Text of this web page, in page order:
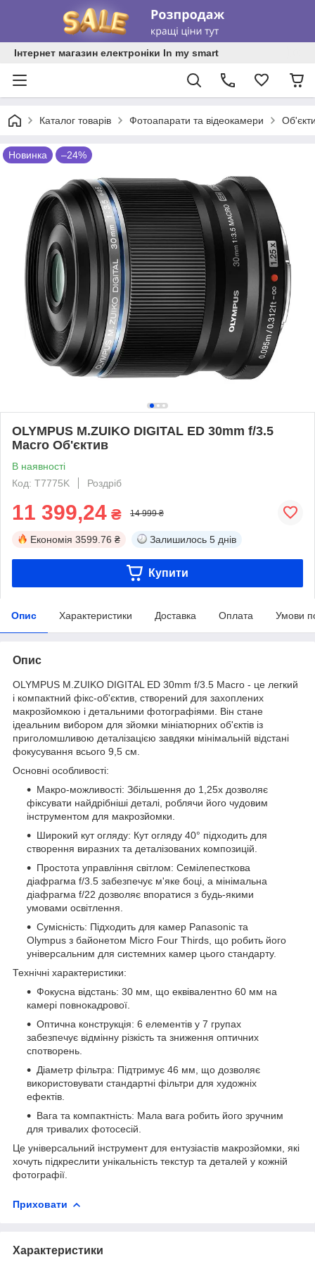
Інтернет магазин електроніки In my smart
Каталог товарів Фотоапарати та відеокамери
Новинка –24%
OLYMPUS M.ZUIKO DIGITAL ED 30mm f/3.5
Macro Об'єктив
В наявності
Код: T7775K
Роздріб
11 399,24 ₴ 14 999 ₴
Економія 3599.76 ₴ Залишилось 5 днів
Купити
Опис Характеристики Доставка Оплата Умови
Опис
OLYMPUS M.ZUIKO DIGITAL ED 30mm f/3.5 Macro - це легкий
і компактний фікс-об'єктив, створений для захоплених
макрозйомкою і детальними фотографіями. Він стане
ідеальним вибором для зйомки мініатюрних об'єктів із
приголомшливою деталізацією завдяки мінімальній відстані
фокусування всього 9,5 см.
Основні особливості:
Макро-можливості: Збільшення до 1,25x дозволяє
фіксувати найдрібніші деталі, роблячи його чудовим
інструментом для макрозйомки.
Широкий кут огляду: Кут огляду 40° підходить для
створення виразних та деталізованих композицій.
Простота управління світлом: Семілепесткова
діафрагма f/3.5 забезпечує м'яке боці, а мінімальна
діафрагма f/22 дозволяє впоратися з будь-якими
умовами освітлення.
Сумісність: Підходить для камер Panasonic та
Olympus з байонетом Micro Four Thirds, що робить його
універсальним для системних камер цього стандарту.
Технічні характеристики:
Фокусна відстань: 30 мм, що еквівалентно 60 мм на
камері повнокадрової.
Оптична конструкція: 6 елементів у 7 групах
забезпечує відмінну різкість та зниження оптичних
спотворень.
Діаметр фільтра: Підтримує 46 мм, що дозволяє
використовувати стандартні фільтри для художніх
ефектів.
Вага та компактність: Мала вага робить його зручним
для тривалих фотосесій.
Це універсальний інструмент для ентузіастів макрозйомки, які
хочуть підкреслити унікальність текстур та деталей у кожній
фотографії.
Приховати
Характеристики